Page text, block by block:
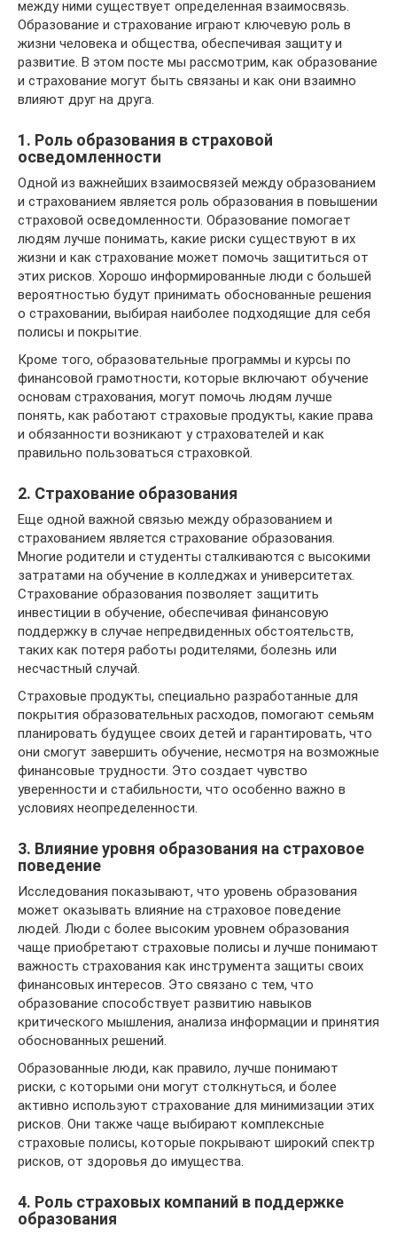
между ними существует определенная взаимосвязь.
Образование и страхование играют ключевую роль в
жизни человека и общества, обеспечивая защиту и
развитие. В этом посте мы рассмотрим, как образование
и страхование могут быть связаны и как они взаимно
влияют друг на друга.
1. Роль образования в страховой
осведомленности
Одной из важнейших взаимосвязей между образованием
и страхованием является роль образования в повышении
страховой осведомленности. Образование помогает
людям лучше понимать, какие риски существуют в их
жизни и как страхование может помочь защититься от
этих рисков. Хорошо информированные люди с большей
вероятностью будут принимать обоснованные решения
о страховании, выбирая наиболее подходящие для себя
полисы и покрытие.
Кроме того, образовательные программы и курсы по
финансовой грамотности, которые включают обучение
основам страхования, могут помочь людям лучше
понять, как работают страховые продукты, какие права
и обязанности возникают у страхователей и как
правильно пользоваться страховкой.
2. Страхование образования
Еще одной важной связью между образованием и
страхованием является страхование образования.
Многие родители и студенты сталкиваются с высокими
затратами на обучение в колледжах и университетах.
Страхование образования позволяет защитить
инвестиции в обучение, обеспечивая финансовую
поддержку в случае непредвиденных обстоятельств,
таких как потеря работы родителями, болезнь или
несчастный случай.
Страховые продукты, специально разработанные для
покрытия образовательных расходов, помогают семьям
планировать будущее своих детей и гарантировать, что
они смогут завершить обучение, несмотря на возможные
финансовые трудности. Это создает чувство
уверенности и стабильности, что особенно важно в
условиях неопределенности.
3. Влияние уровня образования на страховое
поведение
Исследования показывают, что уровень образования
может оказывать влияние на страховое поведение
людей. Люди с более высоким уровнем образования
чаще приобретают страховые полисы и лучше понимают
важность страхования как инструмента защиты своих
финансовых интересов. Это связано с тем, что
образование способствует развитию навыков
критического мышления, анализа информации и принятия
обоснованных решений.
Образованные люди, как правило, лучше понимают
риски, с которыми они могут столкнуться, и более
активно используют страхование для минимизации этих
рисков. Они также чаще выбирают комплексные
страховые полисы, которые покрывают широкий спектр
рисков, от здоровья до имущества.
4. Роль страховых компаний в поддержке
образования